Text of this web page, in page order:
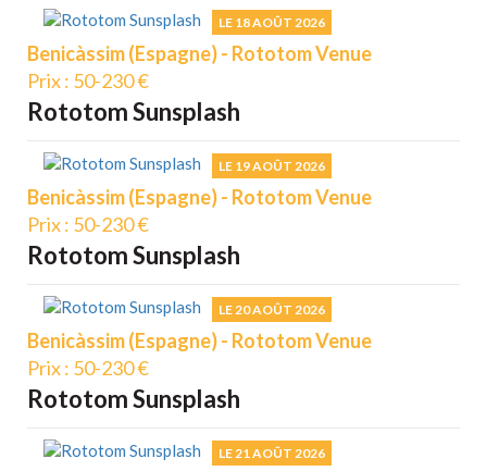
LE 18 AOÛT 2026
Benicàssim (Espagne) - Rototom Venue
Prix : 50-230 €
Rototom Sunsplash
LE 19 AOÛT 2026
Benicàssim (Espagne) - Rototom Venue
Prix : 50-230 €
Rototom Sunsplash
LE 20 AOÛT 2026
Benicàssim (Espagne) - Rototom Venue
Prix : 50-230 €
Rototom Sunsplash
LE 21 AOÛT 2026